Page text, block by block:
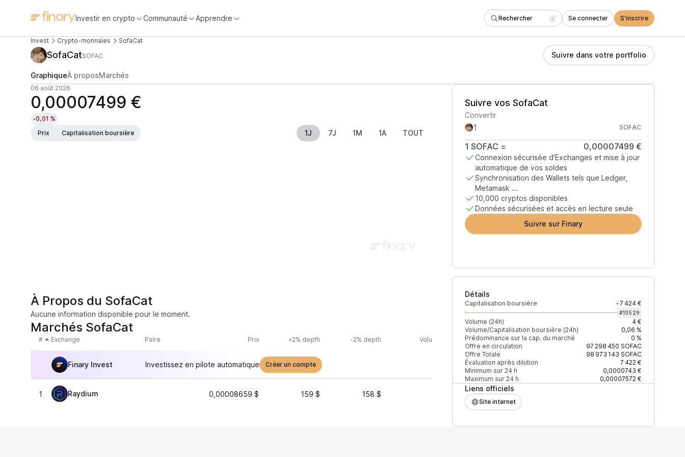
Investir en crypto Communauté Apprendre Rechercher / Se connecter S'inscrire
Invest Crypto-monnaies SofaCat
SofaCatSOFAC Suivre dans votre portfolio
GraphiqueÀ proposMarchés
06 août 2026
0,00007499 €
-0,01 %
Prix
Capitalisation boursière 1J 7J 1M 1A TOUT
Suivre vos SofaCat
Convertir
SOFAC
1 SOFAC = 0,00007499 €
Connexion sécurisée d’Exchanges et mise à jour
automatique de vos soldes
Synchronisation des Wallets tels que Ledger,
Metamask ...
10,000 cryptos disponibles
Données sécurisées et accès en lecture seule
Suivre sur Finary
Détails
Capitalisation boursière - 7 424 €
#10529
Volume (24h)
4 €
Volume/Capitalisation boursière (24h)
0,06 %
Prédominance sur la cap. du marché
0 %
Offre en circulation
97 298 450 SOFAC
Offre Totale
98 973 143 SOFAC
Évaluation après dilution
7 422 €
Minimum sur 24 h
0,0000743 €
Maximum sur 24 h
0,00007572 €
Liens officiels
Site internet
À Propos du SofaCat
Aucune information disponible pour le moment.
Marchés SofaCat
# Exchange Paire Prix +2% depth -2% depth Volume (24h) % du volume Confiance Mis à jour
Finary Invest Investissez en pilote automatique Créer un compte
1 Raydium 0,00008659 $ 159 $ 158 $ 100 %